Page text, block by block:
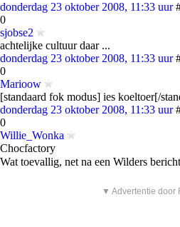
donderdag 23 oktober 2008, 11:33 uur
0
sjobse2
achtelijke cultuur daar ...
donderdag 23 oktober 2008, 11:33 uur
0
Marioow
[standaard fok modus] ies koeltoer[/
donderdag 23 oktober 2008, 11:33 uur
0
Willie_Wonka
Chocfactory
Wat toevallig, net na een Wilders
▼ Advertentie door